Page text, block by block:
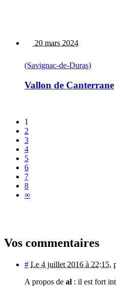
20 mars 2024
(Savignac-de-Duras)
Vallon de Canterrane
1
2
3
4
5
6
7
8
∞
Vos commentaires
# Le 4 juillet 2016 à 22:15,
A propos de al : il est fort